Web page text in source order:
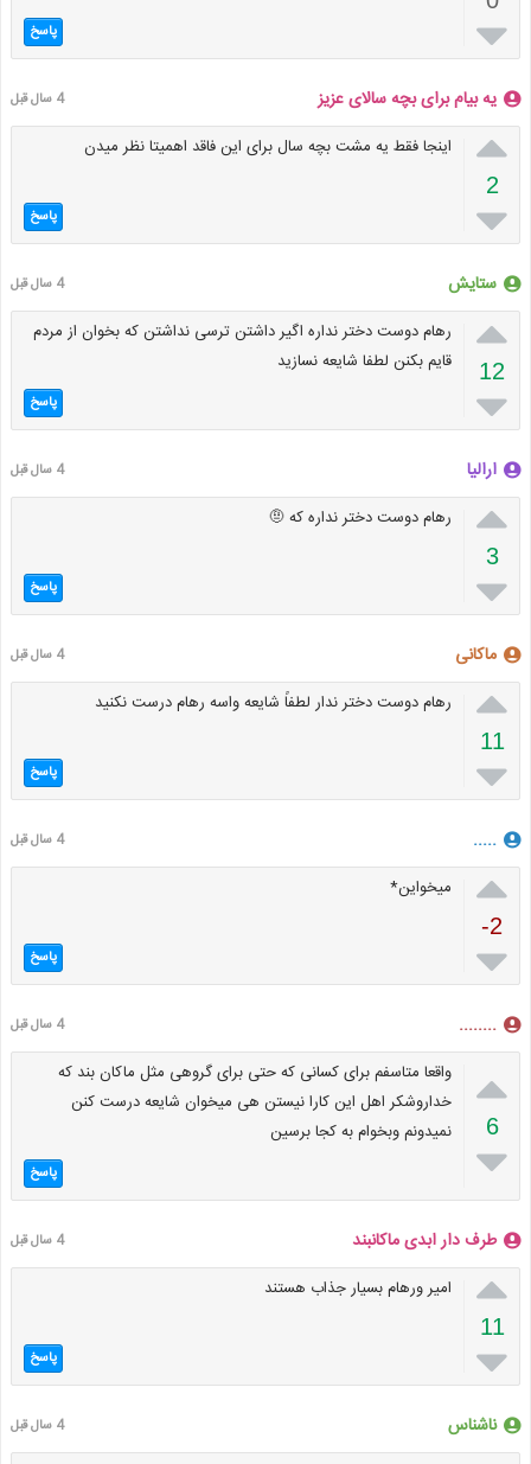
 پاسخ
یه بیام برای بچه سالای عزیز 4 سال قبل

2

اینجا فقط یه مشت بچه سال برای این فاقد اهمیتا نظر میدن
پاسخ
ستایش 4 سال قبل

12

رهام دوست دختر نداره اگیر داشتن ترسی نداشتن که بخوان از مردم
قایم بکنن لطفا شایعه نسازید
پاسخ
ارالیا 4 سال قبل

3

رهام دوست دختر نداره که 🤨
پاسخ
ماکانی 4 سال قبل

11

رهام دوست دختر ندار لطفاً شایعه واسه رهام درست نکنید
پاسخ
..... 4 سال قبل

-2

میخواین*
پاسخ
........ 4 سال قبل

6

واقعا متاسفم برای کسانی که حتی برای گروهی مثل ماکان بند که
خداروشکر اهل این کارا نیستن هی میخوان شایعه درست کنن
نمیدونم وبخوام به کجا برسین
پاسخ
طرف دار ابدی ماکانبند 4 سال قبل

11

امیر ورهام بسیار جذاب هستند
پاسخ
ناشناس 4 سال قبل